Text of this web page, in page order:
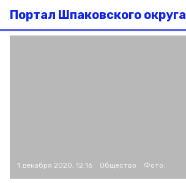
Портал Шпаковского округа
1 декабря 2020, 12:16 Общество Фото: